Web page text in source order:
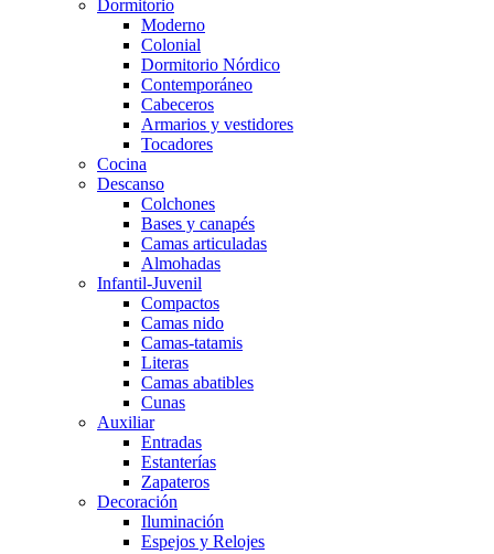
Dormitorio
Moderno
Colonial
Dormitorio Nórdico
Contemporáneo
Cabeceros
Armarios y vestidores
Tocadores
Cocina
Descanso
Colchones
Bases y canapés
Camas articuladas
Almohadas
Infantil-Juvenil
Compactos
Camas nido
Camas-tatamis
Literas
Camas abatibles
Cunas
Auxiliar
Entradas
Estanterías
Zapateros
Decoración
Iluminación
Espejos y Relojes